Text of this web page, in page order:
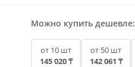
Можно купить дешевле:
от 10 шт
145 020 ₸
от 50 шт
142 061 ₸